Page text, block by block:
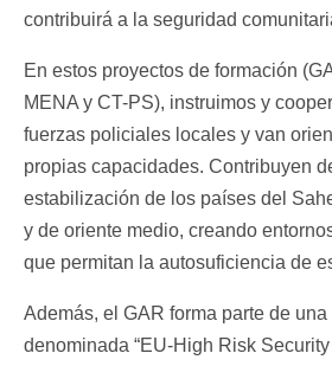
contribuirá a la seguridad
En estos proyectos de formación
MENA y CT-PS), instruimos y
fuerzas policiales locales y van
propias capacidades. Contribuyen
estabilización de los países del
y de oriente medio, creando
que permitan la autosuficiencia de
Además, el GAR forma parte de
denominada “EU-High Risk